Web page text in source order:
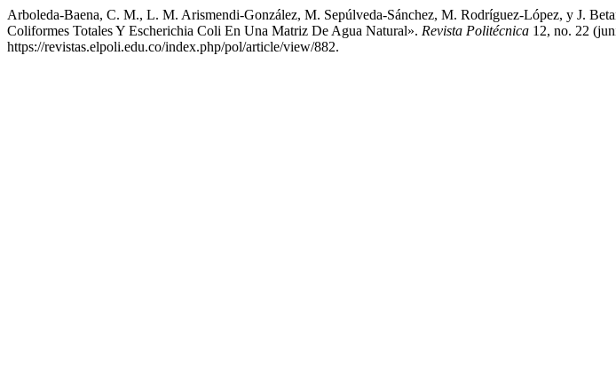
Arboleda-Baena, C. M., L. M. Arismendi-González, M. Sepúlveda-Sánchez, M. Rodríguez-López, y J.
Coliformes Totales Y Escherichia Coli En Una Matriz De Agua Natural». Revista Politécnica 12, no. 22
https://revistas.elpoli.edu.co/index.php/pol/article/view/882.